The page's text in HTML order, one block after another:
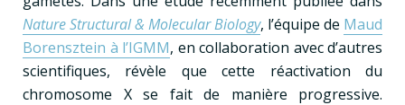
Nature Structural & Molecular Biology, l’équipe de Maud
Borensztein à l’IGMM, en collaboration avec d’autres
scientifiques, révèle que cette réactivation du
chromosome X se fait de manière progressive.